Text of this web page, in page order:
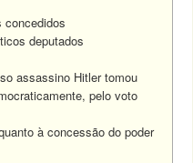
deputados
assassino Hitler tomou
pelo voto
à concessão do poder